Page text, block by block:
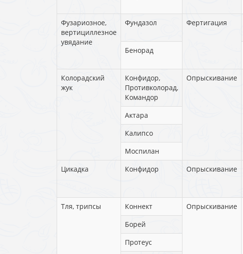
Фузариозное,
вертициллезное
увядание
Фундазол Фертигация
Бенорад
Колорадский
жук
Конфидор,
Противколорад,
Командор
Опрыскивание
Актара
Калипсо
Моспилан
Цикадка
Конфидор Опрыскивание
Тля, трипсы Коннект Опрыскивание
Борей
Протеус